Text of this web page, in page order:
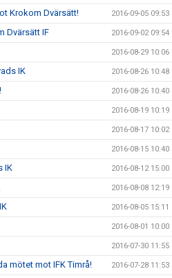
Krokom Dvärsätt! 2016-09-05 09:53
Dvärsätt IF 2016-09-02 09:54
2016-08-29 10:06
IK 2016-08-26 10:48
2016-08-26 10:40
2016-08-19 10:19
2016-08-17 10:02
2016-08-15 10:40
IK 2016-08-12 15:00
2016-08-08 12:19
2016-08-05 15:11
2016-08-01 10:00
2016-07-30 11:55
mötet mot IFK Timrå! 2016-07-28 11:53